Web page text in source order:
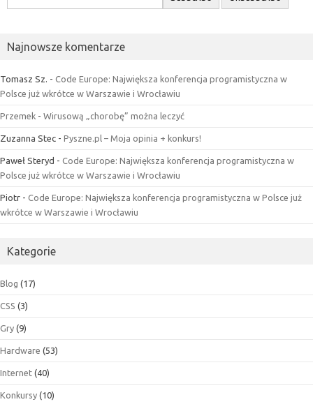
Najnowsze komentarze
Tomasz Sz. - Code Europe: Największa konferencja programistyczna w
Polsce już wkrótce w Warszawie i Wrocławiu
Przemek - Wirusową „chorobę” można leczyć
Zuzanna Stec - Pyszne.pl – Moja opinia + konkurs!
Paweł Steryd - Code Europe: Największa konferencja programistyczna w
Polsce już wkrótce w Warszawie i Wrocławiu
Piotr - Code Europe: Największa konferencja programistyczna w Polsce już
wkrótce w Warszawie i Wrocławiu
Kategorie
Blog (17)
CSS (3)
Gry (9)
Hardware (53)
Internet (40)
Konkursy (10)